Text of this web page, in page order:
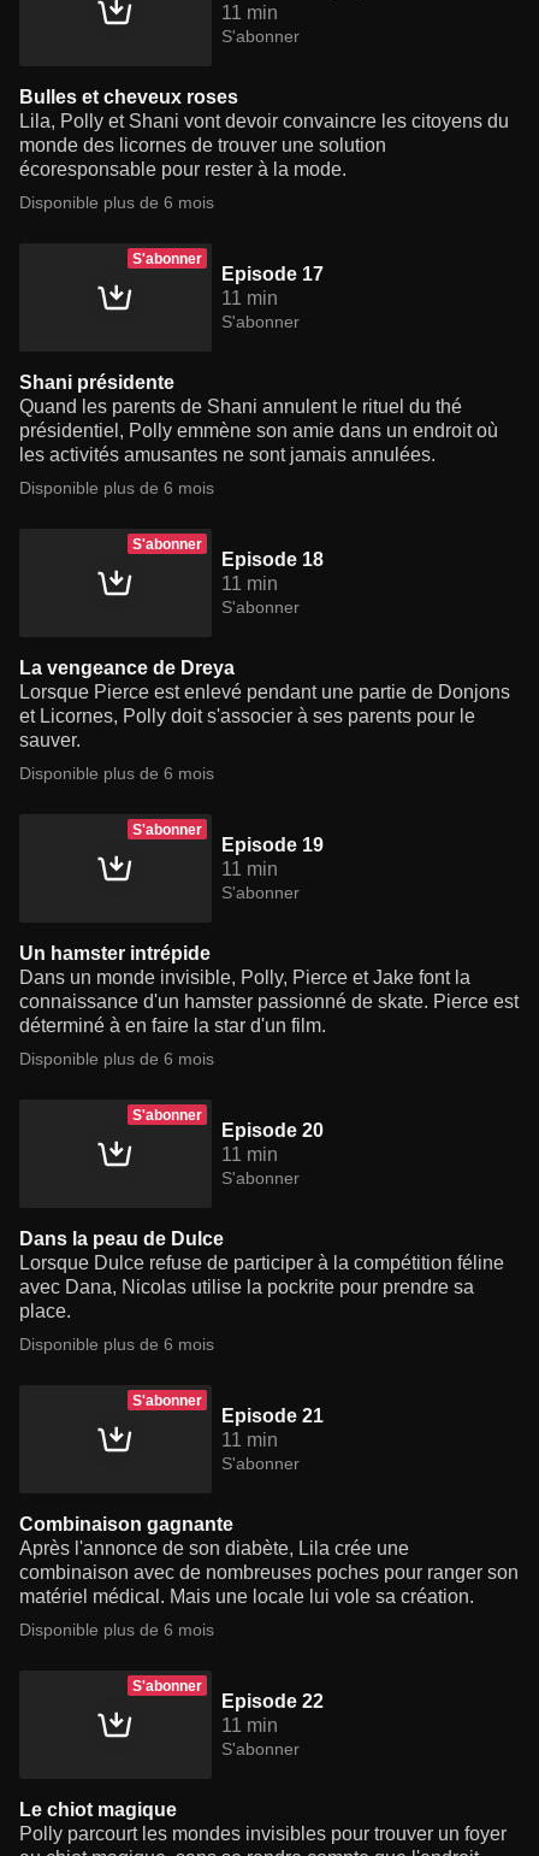
11 min
S'abonner
Bulles et cheveux roses
Lila, Polly et Shani vont devoir convaincre les citoyens du
monde des licornes de trouver une solution
écoresponsable pour rester à la mode.
Disponible plus de 6 mois
S'abonner
Episode 17
11 min
S'abonner
Shani présidente
Quand les parents de Shani annulent le rituel du thé
présidentiel, Polly emmène son amie dans un endroit où
les activités amusantes ne sont jamais annulées.
Disponible plus de 6 mois
S'abonner
Episode 18
11 min
S'abonner
La vengeance de Dreya
Lorsque Pierce est enlevé pendant une partie de Donjons
et Licornes, Polly doit s'associer à ses parents pour le
sauver.
Disponible plus de 6 mois
S'abonner
Episode 19
11 min
S'abonner
Un hamster intrépide
Dans un monde invisible, Polly, Pierce et Jake font la
connaissance d'un hamster passionné de skate. Pierce est
déterminé à en faire la star d'un film.
Disponible plus de 6 mois
S'abonner
Episode 20
11 min
S'abonner
Dans la peau de Dulce
Lorsque Dulce refuse de participer à la compétition féline
avec Dana, Nicolas utilise la pockrite pour prendre sa
place.
Disponible plus de 6 mois
S'abonner
Episode 21
11 min
S'abonner
Combinaison gagnante
Après l'annonce de son diabète, Lila crée une
combinaison avec de nombreuses poches pour ranger son
matériel médical. Mais une locale lui vole sa création.
Disponible plus de 6 mois
S'abonner
Episode 22
11 min
S'abonner
Le chiot magique
Polly parcourt les mondes invisibles pour trouver un foyer